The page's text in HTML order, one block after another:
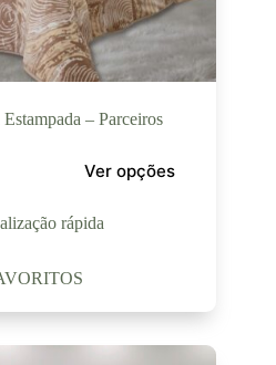
– Parceiros
Ver opções
rápida